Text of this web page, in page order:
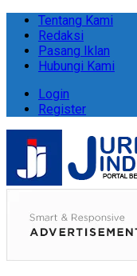
Tentang Kami
Redaksi
Pasang Iklan
Hubungi Kami
Login
Register